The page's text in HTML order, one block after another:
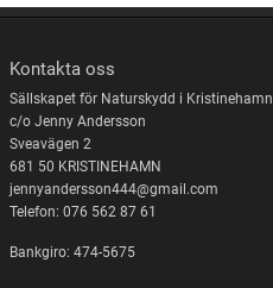
Kontakta oss
Sällskapet för Naturskydd i Kristinehamn
c/o Jenny Andersson
Sveavägen 2
681 50 KRISTINEHAMN
jennyandersson444@gmail.com
Telefon: 076 562 87 61
Bankgiro: 474-5675